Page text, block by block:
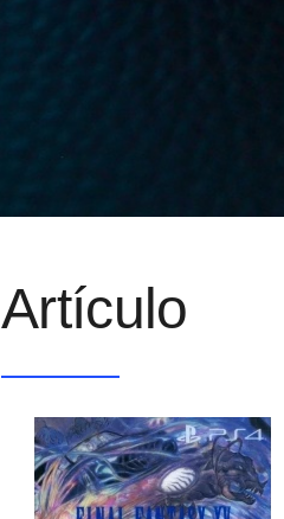
Artículo